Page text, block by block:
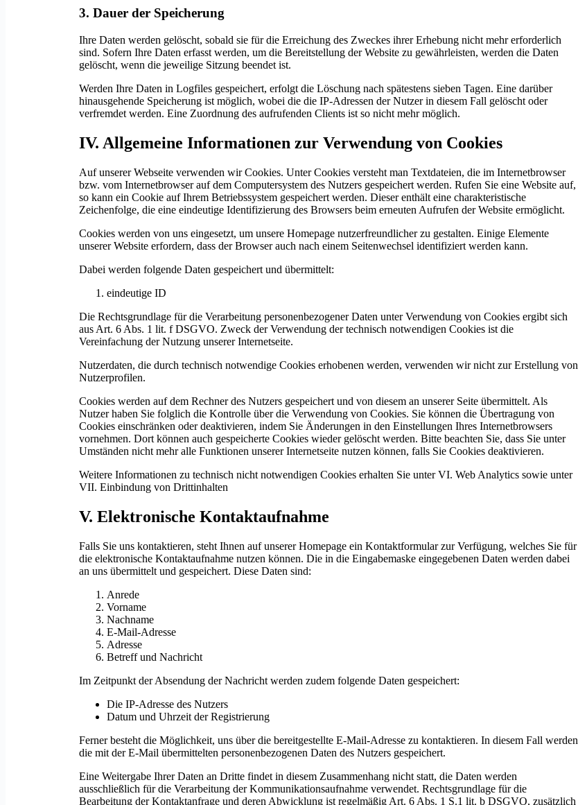
3. Dauer der Speicherung
Ihre Daten werden gelöscht, sobald sie für die Erreichung des Zweckes ihrer Erhebung nicht mehr erforderlich
sind. Sofern Ihre Daten erfasst werden, um die Bereitstellung der Website zu gewährleisten, werden die Daten
gelöscht, wenn die jeweilige Sitzung beendet ist.
Werden Ihre Daten in Logfiles gespeichert, erfolgt die Löschung nach spätestens sieben Tagen. Eine darüber
hinausgehende Speicherung ist möglich, wobei die die IP-Adressen der Nutzer in diesem Fall gelöscht oder
verfremdet werden. Eine Zuordnung des aufrufenden Clients ist so nicht mehr möglich.
IV. Allgemeine Informationen zur Verwendung von Cookies
Auf unserer Webseite verwenden wir Cookies. Unter Cookies versteht man Textdateien, die im Internetbrowser
bzw. vom Internetbrowser auf dem Computersystem des Nutzers gespeichert werden. Rufen Sie eine Website auf,
so kann ein Cookie auf Ihrem Betriebssystem gespeichert werden. Dieser enthält eine charakteristische
Zeichenfolge, die eine eindeutige Identifizierung des Browsers beim erneuten Aufrufen der Website ermöglicht.
Cookies werden von uns eingesetzt, um unsere Homepage nutzerfreundlicher zu gestalten. Einige Elemente
unserer Website erfordern, dass der Browser auch nach einem Seitenwechsel identifiziert werden kann.
Dabei werden folgende Daten gespeichert und übermittelt:
eindeutige ID
Die Rechtsgrundlage für die Verarbeitung personenbezogener Daten unter Verwendung von Cookies ergibt sich
aus Art. 6 Abs. 1 lit. f DSGVO. Zweck der Verwendung der technisch notwendigen Cookies ist die
Vereinfachung der Nutzung unserer Internetseite.
Nutzerdaten, die durch technisch notwendige Cookies erhobenen werden, verwenden wir nicht zur Erstellung von
Nutzerprofilen.
Cookies werden auf dem Rechner des Nutzers gespeichert und von diesem an unserer Seite übermittelt. Als
Nutzer haben Sie folglich die Kontrolle über die Verwendung von Cookies. Sie können die Übertragung von
Cookies einschränken oder deaktivieren, indem Sie Änderungen in den Einstellungen Ihres Internetbrowsers
vornehmen. Dort können auch gespeicherte Cookies wieder gelöscht werden. Bitte beachten Sie, dass Sie unter
Umständen nicht mehr alle Funktionen unserer Internetseite nutzen können, falls Sie Cookies deaktivieren.
Weitere Informationen zu technisch nicht notwendigen Cookies erhalten Sie unter VI. Web Analytics sowie unter
VII. Einbindung von Drittinhalten
V. Elektronische Kontaktaufnahme
Falls Sie uns kontaktieren, steht Ihnen auf unserer Homepage ein Kontaktformular zur Verfügung, welches Sie für
die elektronische Kontaktaufnahme nutzen können. Die in die Eingabemaske eingegebenen Daten werden dabei
an uns übermittelt und gespeichert. Diese Daten sind:
Anrede
Vorname
Nachname
E-Mail-Adresse
Adresse
Betreff und Nachricht
Im Zeitpunkt der Absendung der Nachricht werden zudem folgende Daten gespeichert:
Die IP-Adresse des Nutzers
Datum und Uhrzeit der Registrierung
Ferner besteht die Möglichkeit, uns über die bereitgestellte E-Mail-Adresse zu kontaktieren. In diesem Fall werden
die mit der E-Mail übermittelten personenbezogenen Daten des Nutzers gespeichert.
Eine Weitergabe Ihrer Daten an Dritte findet in diesem Zusammenhang nicht statt, die Daten werden
ausschließlich für die Verarbeitung der Kommunikationsaufnahme verwendet. Rechtsgrundlage für die
Bearbeitung der Kontaktanfrage und deren Abwicklung ist regelmäßig Art. 6 Abs. 1 S.1 lit. b DSGVO, zusätzlich